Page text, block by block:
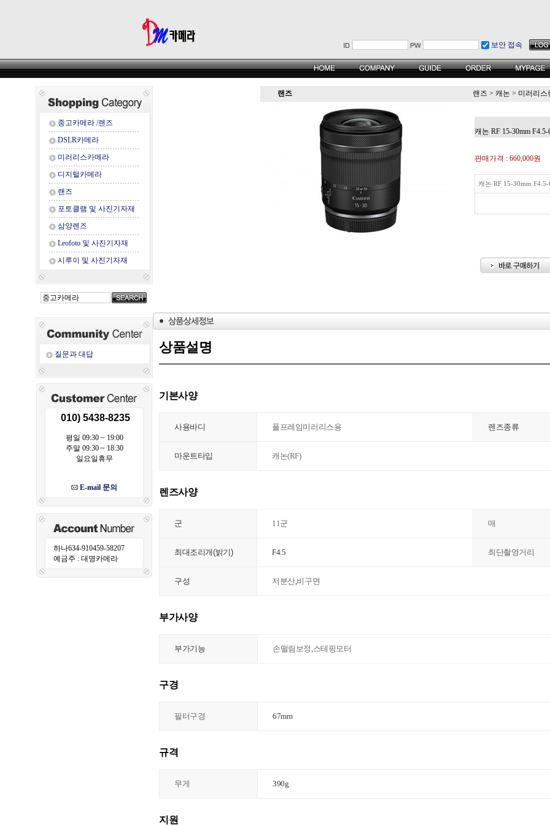
보안 접속
중고카메라 /랜즈
DSLR카메라
미러리스카메라
디지털카메라
랜즈
포토클램 및 사진기자재
삼양렌즈
Leofoto 및 사진기자재
시루이 및 사진기자재
질문과 대답
010) 5438-8235
평일 09:30 ~ 19:00
주말 09:30 ~ 18:30
일요일휴무
E-mail 문의
하나634-910459-58207
예금주 : 대명카메라
랜즈 랜즈 > 캐논 > 미러리스
캐논 RF 15-30mm
판매가격 : 660,000원
캐논 RF 15-30mm
상품설명
기본사양
사용바디 풀프레임미러리스용 렌즈종류
마운트타입 캐논(RF)
렌즈사양
군 11군 매
최대조리개(밝기) F4.5 최단촬영거리
구성 저분산,비구면
부가사양
부가기능 손떨림보정,스테핑모터
구경
필터구경 67mm
규격
무게 390g
지원